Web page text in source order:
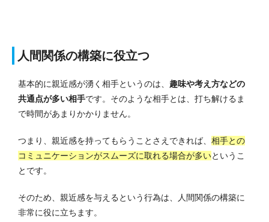
人間関係の構築に役立つ
基本的に親近感が湧く相手というのは、 趣味や考え方などの
共通点が多い相手です。 そのような相手とは、打ち解けるま
で時間があまりかかりません。
つまり、親近感を持ってもらうことさえできれば、 相手との
コミュニケーションがスムーズに取れる場合が多いというこ
とです。
そのため、親近感を与えるという行為は、人間関係の構築に
非常に役に立ちます。